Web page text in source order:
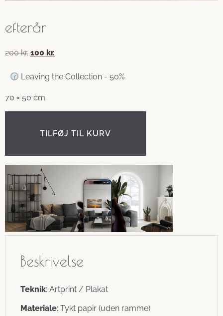
efterår
200kr. 100 kr.
Leaving the Collection - 50%
70 × 50 cm
TILFØJ TIL KURV
Beskrivelse
Teknik: Artprint / Plakat
Materiale: Tykt papir (uden ramme)